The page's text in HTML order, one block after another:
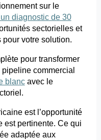
sur le
diagnostic de 30
sectorielles et
votre solution.
pour transformer
commercial
blancavec le
est l’opportunité
est pertinente. Ce qui
adaptée aux